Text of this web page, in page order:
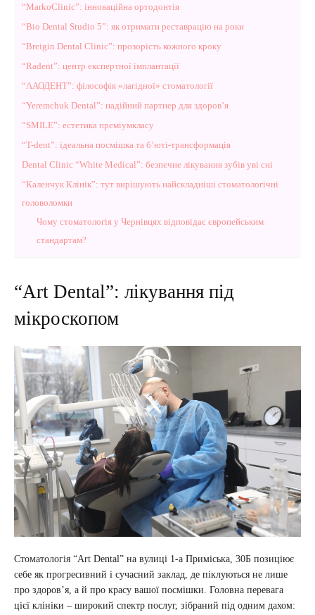
“MarkoClinic”: інноваційна ортодонтія
“Bio Dental Studio 5”: як отримати реставрацію на роки
“Breigin Dental Clinic”: прозорість кожного кроку
“Radent”: центр експертної імплантації
“ΛАОДЕНТ”: філософія «лагідної» стоматології
“Yeremchuk Dental”: надійний партнер для здоров’я
“SMILE”: естетика преміумкласу
“T-dent”: ідеальна посмішка та б’юті-трансформація
Dental Clinic “White Medical”: безпечне лікування зубів уві сні
“Каленчук Клінік”: тут вирішують найскладніші стоматологічні
головоломки
Чому стоматологія у Чернівцях відповідає європейським
стандартам?
“Art Dental”: лікування під
мікроскопом
Стоматологія “Art Dental” на вулиці 1-а Приміська, 30Б позиціює
себе як прогресивний і сучасний заклад, де піклуються не лише
про здоров’я, а й про красу вашої посмішки. Головна перевага
цієї клініки – широкий спектр послуг, зібраний під одним дахом: